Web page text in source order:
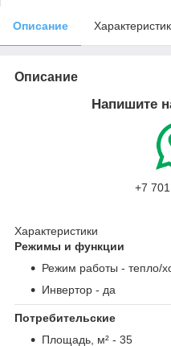
Описание
Описание
Напишите
+7
Характеристики
Режимы и функции
Режим работы - тепло/
Инвертор - да
Потребительские
Площадь, м² - 35